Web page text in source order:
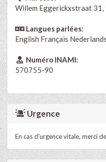
Willem Eggerickxstraat
Langues parlées:
English Français Nederlands
Numéro INAMI:
570755-90
Urgence
En cas d'urgence vitale, merci